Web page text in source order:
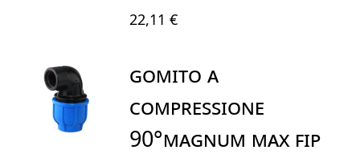
22,11 €
GOMITO A
COMPRESSIONE
90°MAGNUM MAX FIP